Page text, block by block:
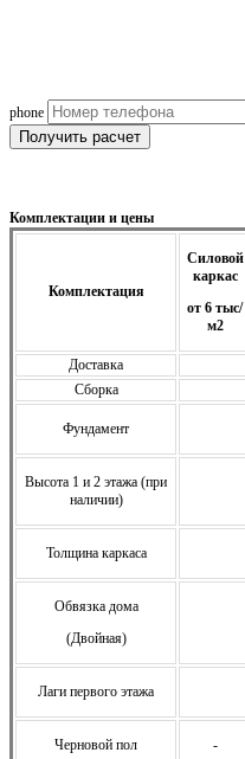
phone
Получить расчет
Комплектации и цены
Комплектация
Силовой
каркас
от 6 тыс/
м2
Доставка
Сборка
Фундамент
Высота 1 и 2 этажа (при
наличии)
Толщина каркаса
Обвязка дома
(Двойная)
Лаги первого этажа
Черновой пол -